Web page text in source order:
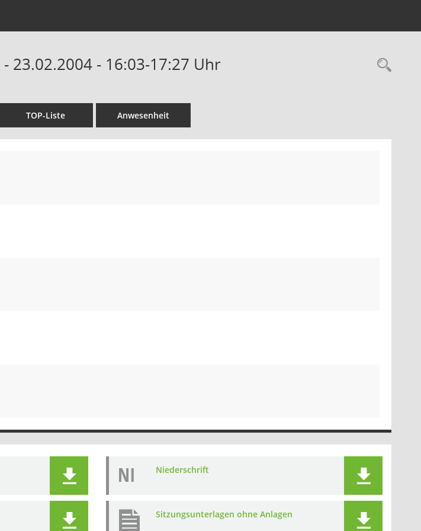
23.02.2004 - 16:03-17:27 Uhr
TOP-Liste Anwesenheit
NI Niederschrift
Sitzungsunterlagen ohne Anlagen